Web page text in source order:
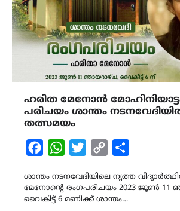
ഹരിത മേനോൻ
പരിചയം ശാന്തം
തത്സമയം
FacebookWhatsAppTwitterCopy
ശാന്തം നടനവേദിയിലെ നൃത്ത
മേനോന്‍റെ രംഗപരിചയം 2023 ജൂൺ 11
വൈകിട്ട് 6 മണിക്ക് ശാന്തം…